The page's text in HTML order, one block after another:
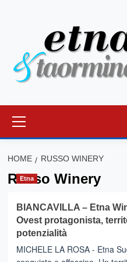
principale
HOME RUSSO WINERY
Russo Winery
Etna
BIANCAVILLA – Etna
Ovest protagonista,
potenzialità
MICHELE LA ROSA - Etna